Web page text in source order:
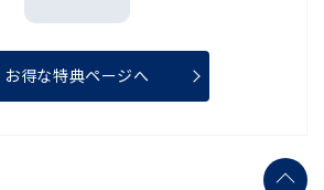
お得な特典ページへ